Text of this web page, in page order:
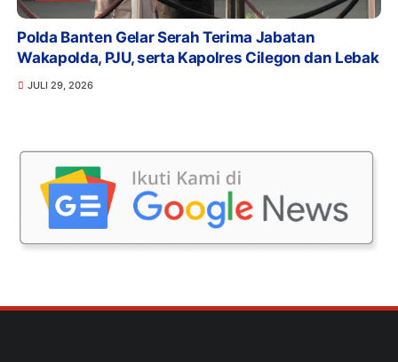
Polda Banten Gelar Serah Terima Jabatan
Wakapolda, PJU, serta Kapolres Cilegon dan Lebak
JULI 29, 2026